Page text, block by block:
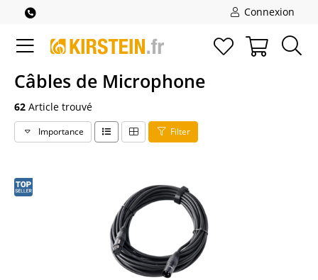
Connexion
Câbles de Microphone
62 Article trouvé
Importance Filter